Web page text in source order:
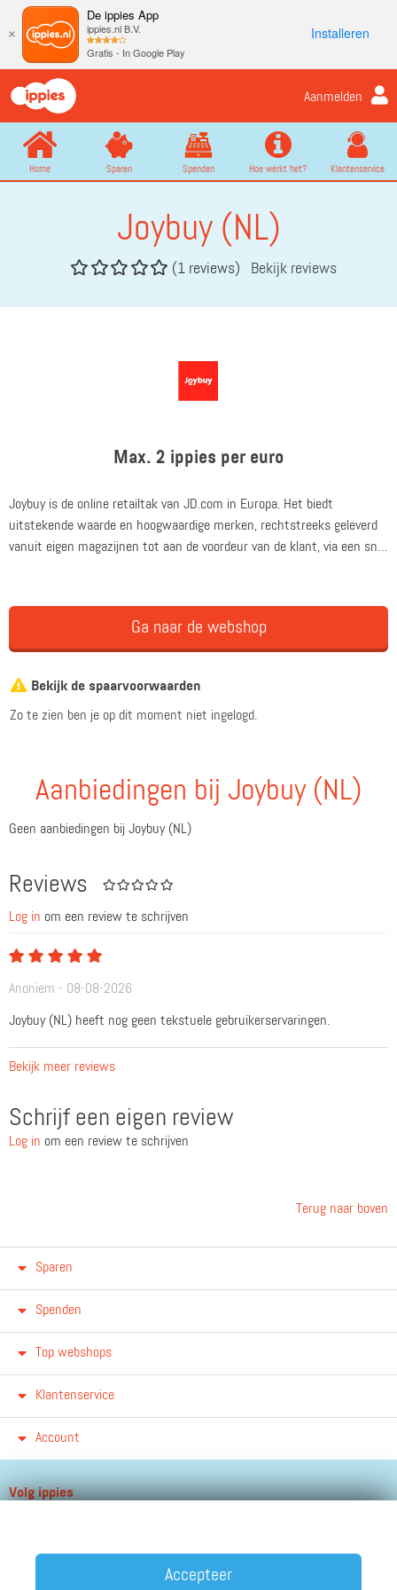
×
De ippies App
ippies.nl B.V.
Gratis - In Google Play
Installeren
Aanmelden
Home Sparen Spenden Hoe werkt het? Klantenservice
Joybuy (NL)
(1 reviews) Bekijk reviews
Max. 2 ippies per euro
Joybuy is de online retailtak van JD.com in Europa. Het biedt
uitstekende waarde en hoogwaardige merken, rechtstreeks geleverd
vanuit eigen magazijnen tot aan de voordeur van de klant, via een snel
België en Luxemburg een plezierigere winkelervaring bieden. Met een
sterke focus op elektronica, huishoudelijke apparaten en food &
beverages, biedt Joybuy een breed assortiment met alle producten en
merken die je zoekt.
Ga naar de webshop
Bekijk de spaarvoorwaarden
Zo te zien ben je op dit moment niet ingelogd.
Aanbiedingen bij Joybuy (NL)
Geen aanbiedingen bij Joybuy (NL)
Reviews
Log in om een review te schrijven
Anoniem - 08-08-2026
Joybuy (NL) heeft nog geen tekstuele gebruikerservaringen.
Bekijk meer reviews
Schrijf een eigen review
Log in om een review te schrijven
Terug naar boven
Sparen
Spenden
Top webshops
Klantenservice
Account
Volg ippies
Accepteer